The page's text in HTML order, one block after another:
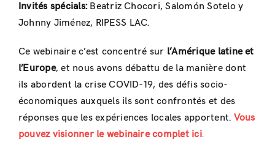
Invités spécials:Beatriz Chocori, Salomón Sotelo y
Johnny Jiménez, RIPESS LAC.
Ce webinaire c’est concentré sur l’Amérique latine et
l’Europe, et nous avons débattu de la manière dont
ils abordent la crise COVID-19, des défis socio-
économiques auxquels ils sont confrontés et des
réponses que les expériences locales apportent. Vous
pouvez visionner le webinaire complet ici.